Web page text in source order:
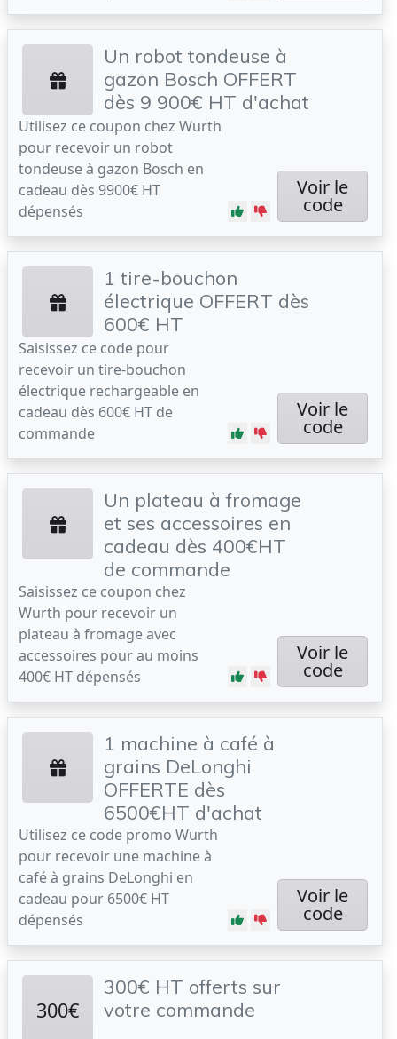
Un robot tondeuse à
gazon Bosch OFFERT
dès 9 900€ HT d'achat
Utilisez ce coupon chez Wurth
pour recevoir un robot
tondeuse à gazon Bosch en
cadeau dès 9900€ HT
dépensés
Voir le
code
1 tire-bouchon
électrique OFFERT dès
600€ HT
Saisissez ce code pour
recevoir un tire-bouchon
électrique rechargeable en
cadeau dès 600€ HT de
commande
Voir le
code
Un plateau à fromage
et ses accessoires en
cadeau dès 400€HT
de commande
Saisissez ce coupon chez
Wurth pour recevoir un
plateau à fromage avec
accessoires pour au moins
400€ HT dépensés
Voir le
code
1 machine à café à
grains DeLonghi
OFFERTE dès
6500€HT d'achat
Utilisez ce code promo Wurth
pour recevoir une machine à
café à grains DeLonghi en
cadeau pour 6500€ HT
dépensés
Voir le
code
300€
300€ HT offerts sur
votre commande